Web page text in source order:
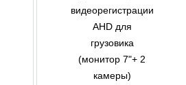
видеорегистрации
AHD для
грузовика
(монитор 7"+ 2
камеры)